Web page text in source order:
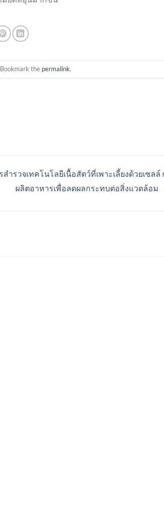
the permalink.
สำรวจเทคโนโลยีเนื้อสัตว์ที่เพาะเลี้ยงด้วยเซลล์
ผลิตอาหารเพื่อลดผลกระทบต่อสิ่งแวดล้อม